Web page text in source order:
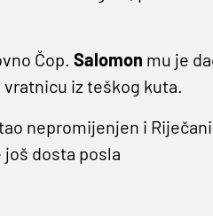
Čop. Salomon mu je
iz teškog kuta.
nepromijenjen i
dosta posla